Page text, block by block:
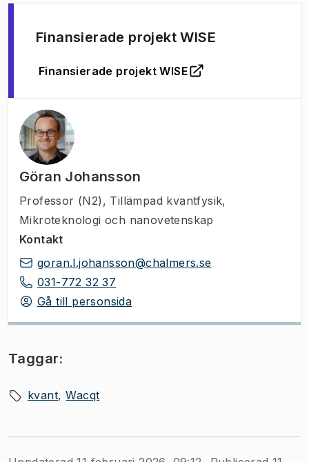
Finansierade projekt WISE
Finansierade projekt WISE
( Öppnas i ny flik)
Göran Johansson
Professor (N2) , Tillämpad kvantfysik,
Mikroteknologi och nanovetenskap
Kontakt
goran.l.johansson@chalmers.se
031-772 32 37
Gå till personsida
Taggar:
kvant Wacqt